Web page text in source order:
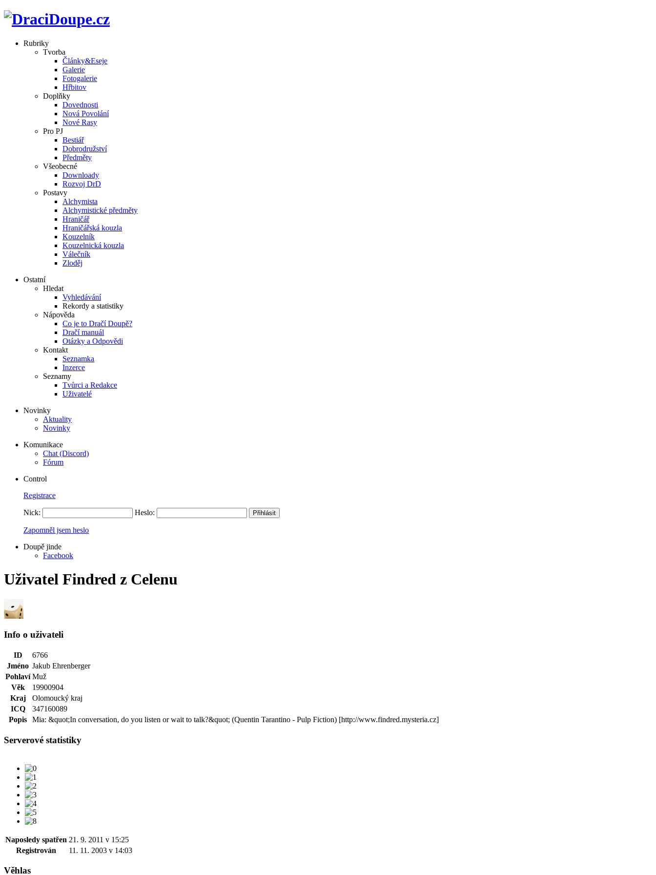
Rubriky
Tvorba
Články&Eseje
Galerie
Fotogalerie
Hřbitov
Doplňky
Dovednosti
Nová Povolání
Nové Rasy
Pro PJ
Bestiář
Dobrodružství
Předměty
Všeobecné
Downloady
Rozvoj DrD
Postavy
Alchymista
Alchymistické předměty
Hraničář
Hraničářská kouzla
Kouzelník
Kouzelnická kouzla
Válečník
Zloděj
Ostatní
Hledat
Vyhledávání
Rekordy a statistiky
Nápověda
Co je to Dračí Doupě?
Dračí manuál
Otázky a Odpovědi
Kontakt
Seznamka
Inzerce
Seznamy
Tvůrci a Redakce
Uživatelé
Novinky
Aktuality
Novinky
Komunikace
Chat (Discord)
Fórum
Control
Registrace
Nick: Heslo:
Zapomněl jsem heslo
Doupě jinde
Facebook
Uživatel Findred z Celenu
Info o uživateli
ID
6766
Jméno Jakub Ehrenberger
Pohlaví Muž
Věk
19900904
Kraj
Olomoucký kraj
ICQ
347160089
Popis
Mia: &quot;In conversation, do you listen or wait to talk?&quot; (Quentin Tarantino - Pulp Fiction) [http://www.findred.mysteria.cz]
Serverové statistiky
Naposledy spatřen 21. 9. 2011 v 15:25
Registrován
11. 11. 2003 v 14:03
Věhlas